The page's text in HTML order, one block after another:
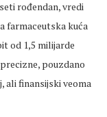
rođendan, vredi
farmaceutska kuća
od 1,5 milijarde
pouzdano
ali finansijski veoma